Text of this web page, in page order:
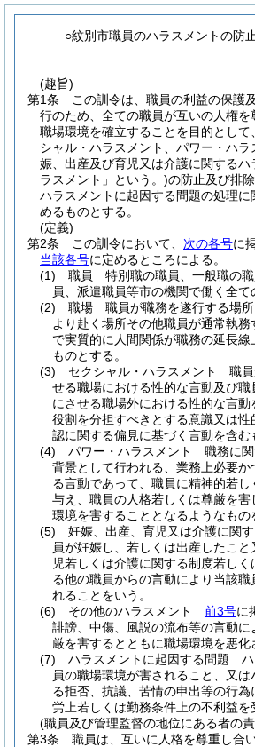
○紋別市職員のハラスメントの防
(趣旨)
第1条
この訓令は、職員の利益の保護
行のため、全ての職員が互いの人権を
職場環境を確立することを目的として
シャル・ハラスメント、パワー・ハ
娠、出産及び育児又は介護に関するハ
ラスメント」という。)の防止及び排
ハラスメントに起因する問題の処理に
めるものとする。
(定義)
第2条
この訓令において、 次の各号に
当該各号に定めるところによる。
(1)
職員 特別職の職員、一般職の
員、派遣職員等市の機関で働く全て
(2)
職場 職員が職務を遂行する場所
より赴く場所その他職員が通常執
で実質的に人間関係が職務の延長
ものとする。
(3)
セクシャル・ハラスメント 職員
せる職場における性的な言動及び
にさせる職場外における性的な言動
役割を分担すべきとする意識又は性
認に関する偏見に基づく言動を含む
(4)
パワー・ハラスメント 職務に関
背景として行われる、業務上必要か
る言動であって、職員に精神的若
与え、職員の人格若しくは尊厳を害
環境を害することとなるようなもの
(5)
妊娠、出産、育児又は介護に関
員が妊娠し、若しくは出産したこ
児若しくは介護に関する制度若し
る他の職員からの言動により当該職
れることをいう。
(6)
その他のハラスメント 前3号に
誹謗、中傷、風説の流布等の言動
厳を害するとともに職場環境を悪化
(7)
ハラスメントに起因する問題
員の職場環境が害されること、又
る拒否、抗議、苦情の申出等の行
労上若しくは勤務条件上の不利益を
(職員及び管理監督の地位にある者の
第3条
職員は、互いに人格を尊重し合